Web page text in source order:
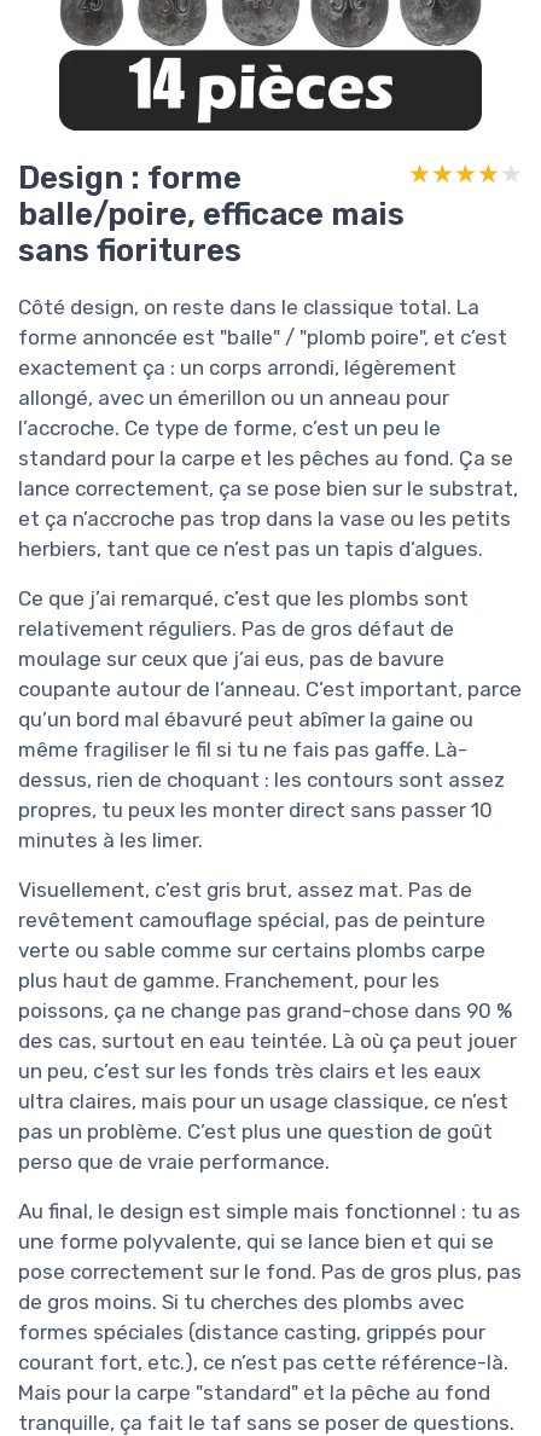
Design : forme
balle/poire, efficace mais
sans fioritures
★★★★★
★★★★★
Côté design, on reste dans le classique total. La
forme annoncée est "balle" / "plomb poire", et c’est
exactement ça : un corps arrondi, légèrement
allongé, avec un émerillon ou un anneau pour
l’accroche. Ce type de forme, c’est un peu le
standard pour la carpe et les pêches au fond. Ça se
lance correctement, ça se pose bien sur le substrat,
et ça n’accroche pas trop dans la vase ou les petits
herbiers, tant que ce n’est pas un tapis d’algues.
Ce que j’ai remarqué, c’est que les plombs sont
relativement réguliers. Pas de gros défaut de
moulage sur ceux que j’ai eus, pas de bavure
coupante autour de l’anneau. C’est important, parce
qu’un bord mal ébavuré peut abîmer la gaine ou
même fragiliser le fil si tu ne fais pas gaffe. Là-
dessus, rien de choquant : les contours sont assez
propres, tu peux les monter direct sans passer 10
minutes à les limer.
Visuellement, c’est gris brut, assez mat. Pas de
revêtement camouflage spécial, pas de peinture
verte ou sable comme sur certains plombs carpe
plus haut de gamme. Franchement, pour les
poissons, ça ne change pas grand-chose dans 90 %
des cas, surtout en eau teintée. Là où ça peut jouer
un peu, c’est sur les fonds très clairs et les eaux
ultra claires, mais pour un usage classique, ce n’est
pas un problème. C’est plus une question de goût
perso que de vraie performance.
Au final, le design est simple mais fonctionnel : tu as
une forme polyvalente, qui se lance bien et qui se
pose correctement sur le fond. Pas de gros plus, pas
de gros moins. Si tu cherches des plombs avec
formes spéciales (distance casting, grippés pour
courant fort, etc.), ce n’est pas cette référence-là.
Mais pour la carpe "standard" et la pêche au fond
tranquille, ça fait le taf sans se poser de questions.